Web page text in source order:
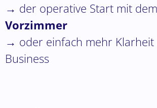
→ der operative Start mit dem
Vorzimmer
→ oder einfach mehr Klarheit
Business